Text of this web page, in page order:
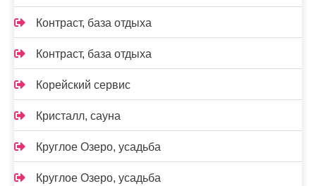
Контраст, база отдыха
Контраст, база отдыха
Корейский сервис
Кристалл, сауна
Круглое Озеро, усадьба
Круглое Озеро, усадьба